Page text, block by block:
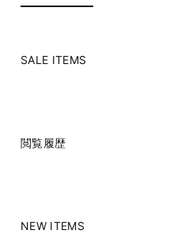
SALE ITEMS
閲覧履歴
NEW ITEMS